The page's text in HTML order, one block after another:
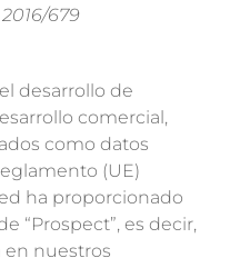
679
desarrollo de
comercial,
como datos
(UE)
ha proporcionado
“Prospect”, es decir,
en nuestros